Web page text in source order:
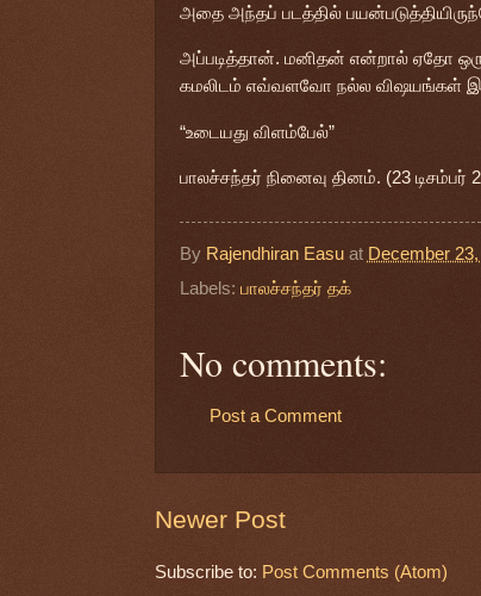
அதை அந்தப் படத்தில்
அப்படித்தான். மனிதன் என்றால் ஏதோ ஒரு
கமலிடம் எவ்வளவோ நல்ல விஷயங்கள்
“உடையது விளம்பேல்”
பாலச்சந்தர் நினைவு தினம். (23 டிசம்பர்
By Rajendhiran Easu at December
Labels: பாலச்சந்தர் தக்
No comments:
Post a Comment
Newer Post
Subscribe to: Post Comments (Atom)